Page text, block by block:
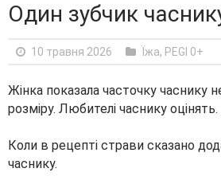
Один зубчик
10 травня 2026 Їжа, PEGI 0+
Жінка показала часточку часнику
розміру. Любителі часнику оцінять.
Коли в рецепті страви сказано
часнику.